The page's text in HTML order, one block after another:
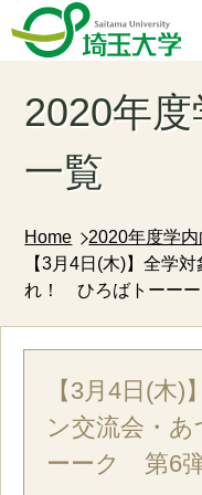
2020年
一覧
Home
2020年度学
【3月4日(木)】全学
れ！ ひろばトーー
【3月4日(木
ン交流会・
ーーク 第6